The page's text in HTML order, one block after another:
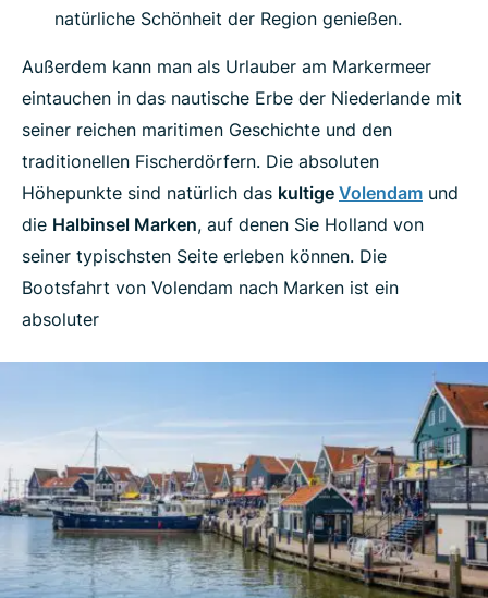
natürliche Schönheit der Region genießen.
Außerdem kann man als Urlauber am Markermeer
eintauchen in das nautische Erbe der Niederlande mit
seiner reichen maritimen Geschichte und den
traditionellen Fischerdörfern. Die absoluten
Höhepunkte sind natürlich das kultige Volendam und
die Halbinsel Marken, auf denen Sie Holland von
seiner typischsten Seite erleben können. Die
Bootsfahrt von Volendam nach Marken ist ein
absoluter